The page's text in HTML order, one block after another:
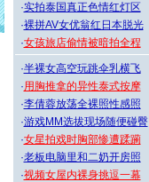
·实拍泰国真正色情红灯区
·裸拼AV女优翁红日本脱光
·女孩旅店偷情被暗拍全程
·半裸女高空玩跳伞乳横飞
·用胸推拿的异性泰式按摩
·李倩蓉放荡全裸照性感照
·游戏MM选拔现场随便碰臀
·女星拍戏时胸部惨遭蹂躏
·老板电脑里和二奶开房照
·视频女屋内裸身挑逗一幕